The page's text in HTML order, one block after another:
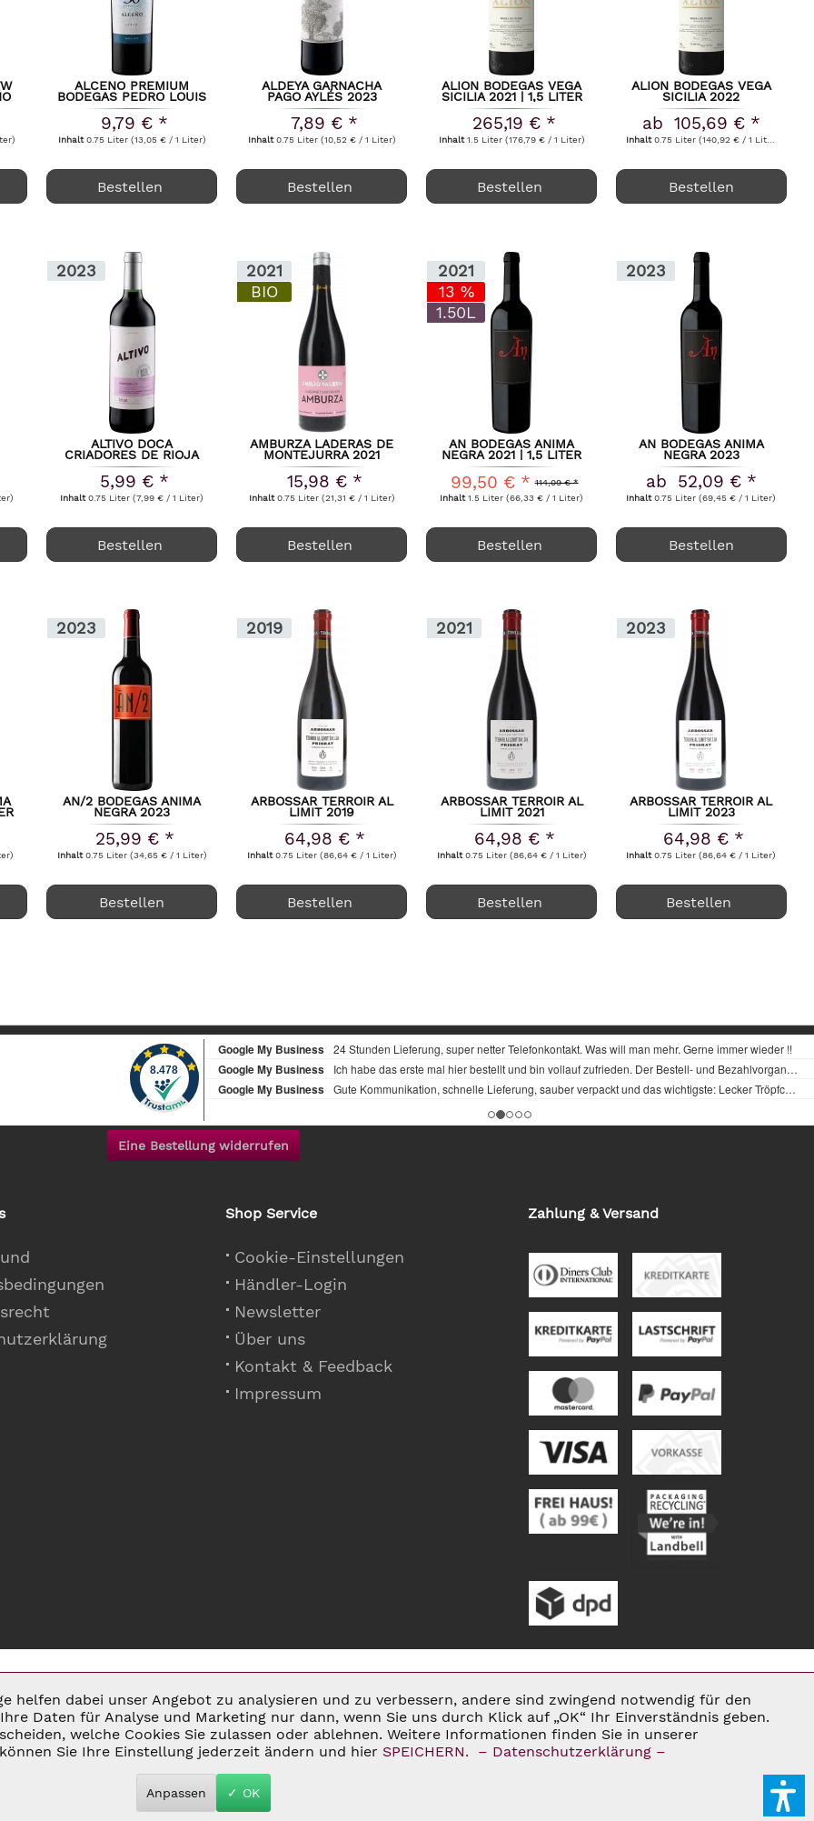
ALCENO PREMIUM
BODEGAS PEDRO LOUIS
MARTINEZ 2022
9,79 € *
Inhalt0.75 Liter (13,05 € / 1 Liter)
Bestellen
ALDEYA GARNACHA
PAGO AYLÉS 2023
7,89 € *
Inhalt0.75 Liter (10,52 € / 1 Liter)
Bestellen
ALION BODEGAS VEGA
SICILIA 2021 | 1,5 LITER
265,19 € *
Inhalt1.5 Liter (176,79 € / 1 Liter)
Bestellen
ALION BODEGAS VEGA
SICILIA 2022
ab 105,69 € *
Inhalt0.75 Liter (140,92 € / 1 Liter)
Bestellen
2023
ALTIVO DOCA
CRIADORES DE RIOJA
2023
5,99 € *
Inhalt0.75 Liter(7,99 € / 1 Liter)
Bestellen
2021
BIO
AMBURZA LADERAS DE
MONTEJURRA 2021
15,98 € *
Inhalt0.75 Liter (21,31 € / 1 Liter)
Bestellen
2021
13 %
1.50L
AN BODEGAS ANIMA
NEGRA 2021 | 1,5 LITER
114,09 € *
99,50 € *
Inhalt1.5 Liter(66,33 € / 1 Liter)
Bestellen
2023
AN BODEGAS ANIMA
NEGRA 2023
ab 52,09 € *
Inhalt0.75 Liter(69,45 € / 1 Liter)
Bestellen
2023
AN/2 BODEGAS ANIMA
NEGRA 2023
25,99 € *
Inhalt0.75 Liter (34,65 € / 1 Liter)
Bestellen
2019
ARBOSSAR TERROIR AL
LIMIT 2019
64,98 € *
Inhalt0.75 Liter (86,64 € / 1 Liter)
Bestellen
2021
ARBOSSAR TERROIR AL
LIMIT 2021
64,98 € *
Inhalt0.75 Liter (86,64 € / 1 Liter)
Bestellen
2023
ARBOSSAR TERROIR AL
LIMIT 2023
64,98 € *
Inhalt0.75 Liter(86,64 € / 1 Liter)
Bestellen
Eine Bestellung widerrufen
Shop Service
Cookie-Einstellungen
Händler-Login
Newsletter
Über uns
Kontakt & Feedback
Impressum
Zahlung & Versand
ZZGL. VERSANDKOSTEN UND GGF. NACHNAHMEGEBÜHREN, WENN NICHT ANDERS BESCHRIEBEN
Aktiv
Inaktiv
helfen dabei unser Angebot zu analysieren und zu verbessern, andere sind zwingend notwendig für den
Daten für Analyse und Marketing nur dann, wenn Sie uns durch Klick auf „OK“ Ihr Einverständnis geben.
welche Cookies Sie zulassen oder ablehnen. Weitere Informationen finden Sie in unserer
Sie Ihre Einstellung jederzeit ändern und hier SPEICHERN. – Datenschutzerklärung –
Anpassen ✓ OK